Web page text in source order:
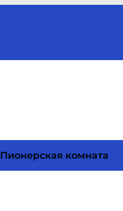
Пионерская комната